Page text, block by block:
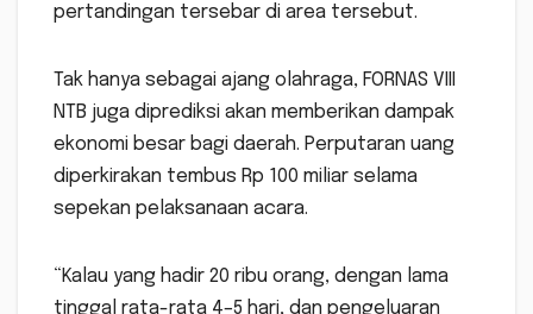
pertandingan tersebar di area tersebut.
Tak hanya sebagai ajang olahraga, FORNAS VIII
NTB juga diprediksi akan memberikan dampak
ekonomi besar bagi daerah. Perputaran uang
diperkirakan tembus Rp 100 miliar selama
sepekan pelaksanaan acara.
“Kalau yang hadir 20 ribu orang, dengan lama
tinggal rata-rata 4–5 hari, dan pengeluaran